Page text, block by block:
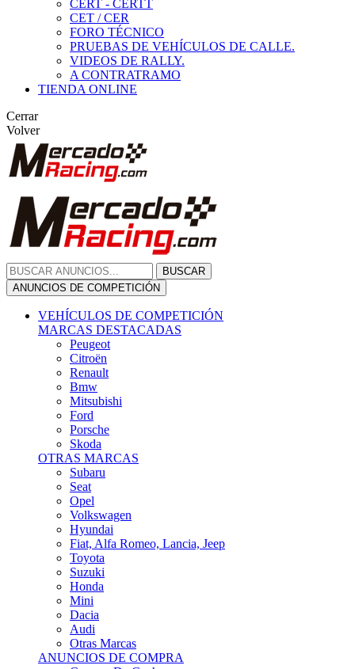
CERT - CERTT
CET / CER
FORO TÉCNICO
PRUEBAS DE VEHÍCULOS DE CALLE.
VIDEOS DE RALLY.
A CONTRATRAMO
TIENDA ONLINE
Cerrar
Volver
BUSCAR
ANUNCIOS DE COMPETICIÓN
VEHÍCULOS DE COMPETICIÓN
MARCAS DESTACADAS
Peugeot
Citroën
Renault
Bmw
Mitsubishi
Ford
Porsche
Skoda
OTRAS MARCAS
Subaru
Seat
Opel
Volkswagen
Hyundai
Fiat, Alfa Romeo, Lancia, Jeep
Toyota
Suzuki
Honda
Mini
Dacia
Audi
Otras Marcas
ANUNCIOS DE COMPRA